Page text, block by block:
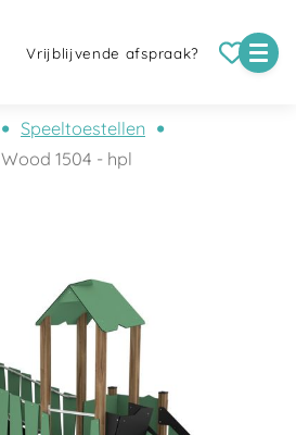
Vrijblijvende afspraak?
Speeltoestellen
Wood 1504 - hpl